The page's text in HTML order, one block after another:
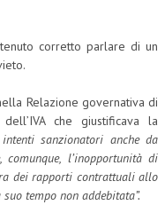
corretto parlare di un
Relazione governativa di
che giustificava la
sanzionatori anche da
l’inopportunità di
dei rapporti contrattuali allo
tempo non addebitata”.